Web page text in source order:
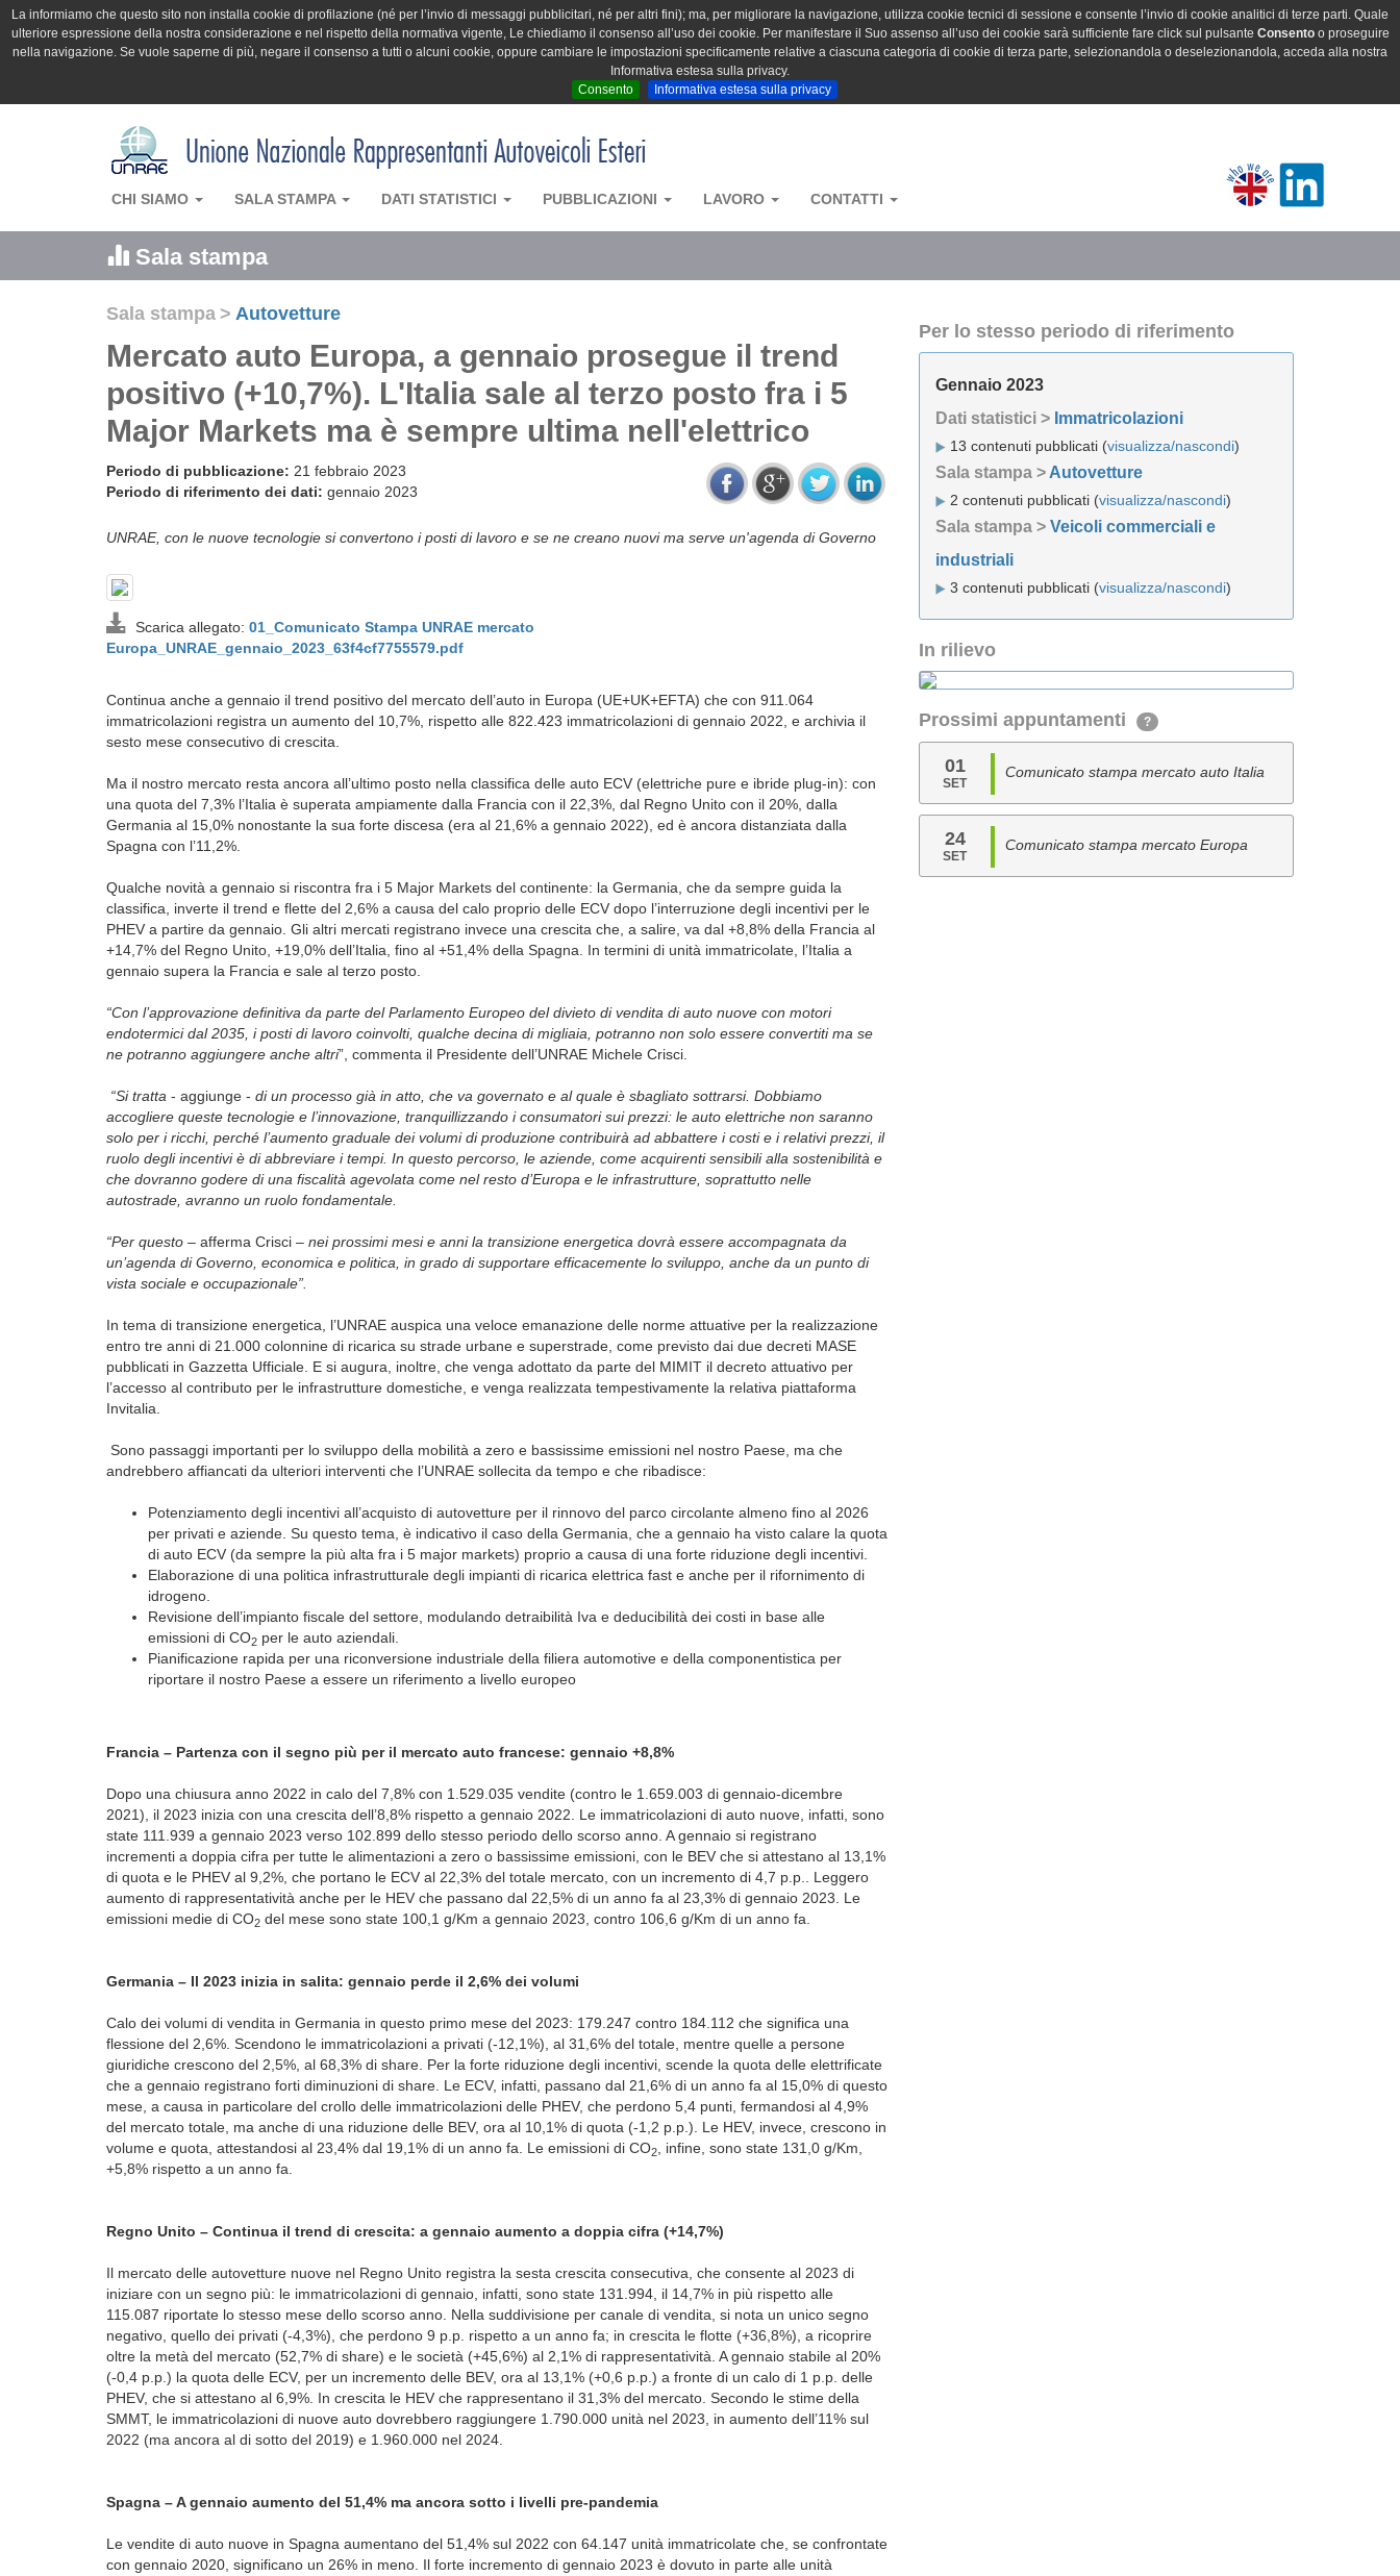
La informiamo che questo sito non installa cookie di profilazione (né per l’invio di messaggi pubblicitari, né per altri fini); ma, per migliorare la navigazione, utilizza cookie tecnici di sessione e consente l’invio di cookie analitici di terze parti. Quale
ulteriore espressione della nostra considerazione e nel rispetto della normativa vigente, Le chiediamo il consenso all’uso dei cookie. Per manifestare il Suo assenso all’uso dei cookie sarà sufficiente fare click sul pulsante Consentoo proseguire
nella navigazione. Se vuole saperne di più, negare il consenso a tutti o alcuni cookie, oppure cambiare le impostazioni specificamente relative a ciascuna categoria di cookie di terza parte, selezionandola o deselezionandola, acceda alla nostra
Informativa estesa sulla privacy.
Consento
Informativa estesa sulla privacy
CHI SIAMO SALA STAMPA DATI STATISTICI PUBBLICAZIONI LAVORO CONTATTI
Sala stampa
Sala stampa > Autovetture
Mercato auto Europa, a gennaio prosegue il trend
positivo (+10,7%). L'Italia sale al terzo posto fra i 5
Major Markets ma è sempre ultima nell'elettrico
Periodo di pubblicazione: 21 febbraio 2023
Periodo di riferimento dei dati: gennaio 2023
UNRAE, con le nuove tecnologie si convertono i posti di lavoro e se ne creano nuovi ma serve un'agenda di Governo
Scarica allegato: 01_Comunicato Stampa UNRAE mercato
Europa_UNRAE_gennaio_2023_63f4cf7755579.pdf
Continua anche a gennaio il trend positivo del mercato dell’auto in Europa (UE+UK+EFTA) che con 911.064
immatricolazioni registra un aumento del 10,7%, rispetto alle 822.423 immatricolazioni di gennaio 2022, e archivia il
sesto mese consecutivo di crescita.
Ma il nostro mercato resta ancora all’ultimo posto nella classifica delle auto ECV (elettriche pure e ibride plug-in): con
una quota del 7,3% l’Italia è superata ampiamente dalla Francia con il 22,3%, dal Regno Unito con il 20%, dalla
Germania al 15,0% nonostante la sua forte discesa (era al 21,6% a gennaio 2022), ed è ancora distanziata dalla
Spagna con l’11,2%.
Qualche novità a gennaio si riscontra fra i 5 Major Markets del continente: la Germania, che da sempre guida la
classifica, inverte il trend e flette del 2,6% a causa del calo proprio delle ECV dopo l’interruzione degli incentivi per le
PHEV a partire da gennaio. Gli altri mercati registrano invece una crescita che, a salire, va dal +8,8% della Francia al
+14,7% del Regno Unito, +19,0% dell’Italia, fino al +51,4% della Spagna. In termini di unità immatricolate, l’Italia a
gennaio supera la Francia e sale al terzo posto.
“Con l’approvazione definitiva da parte del Parlamento Europeo del divieto di vendita di auto nuove con motori
endotermici dal 2035, i posti di lavoro coinvolti, qualche decina di migliaia, potranno non solo essere convertiti ma se
ne potranno aggiungere anche altri”, commenta il Presidente dell’UNRAE Michele Crisci.
“Si tratta - aggiunge - di un processo già in atto, che va governato e al quale è sbagliato sottrarsi. Dobbiamo
accogliere queste tecnologie e l’innovazione, tranquillizzando i consumatori sui prezzi: le auto elettriche non saranno
solo per i ricchi, perché l’aumento graduale dei volumi di produzione contribuirà ad abbattere i costi e i relativi prezzi, il
ruolo degli incentivi è di abbreviare i tempi. In questo percorso, le aziende, come acquirenti sensibili alla sostenibilità e
che dovranno godere di una fiscalità agevolata come nel resto d’Europa e le infrastrutture, soprattutto nelle
autostrade, avranno un ruolo fondamentale.
“Per questo – afferma Crisci – nei prossimi mesi e anni la transizione energetica dovrà essere accompagnata da
un’agenda di Governo, economica e politica, in grado di supportare efficacemente lo sviluppo, anche da un punto di
vista sociale e occupazionale”.
In tema di transizione energetica, l’UNRAE auspica una veloce emanazione delle norme attuative per la realizzazione
entro tre anni di 21.000 colonnine di ricarica su strade urbane e superstrade, come previsto dai due decreti MASE
pubblicati in Gazzetta Ufficiale. E si augura, inoltre, che venga adottato da parte del MIMIT il decreto attuativo per
l’accesso al contributo per le infrastrutture domestiche, e venga realizzata tempestivamente la relativa piattaforma
Invitalia.
Sono passaggi importanti per lo sviluppo della mobilità a zero e bassissime emissioni nel nostro Paese, ma che
andrebbero affiancati da ulteriori interventi che l’UNRAE sollecita da tempo e che ribadisce:
Potenziamento degli incentivi all’acquisto di autovetture per il rinnovo del parco circolante almeno fino al 2026
per privati e aziende. Su questo tema, è indicativo il caso della Germania, che a gennaio ha visto calare la quota
di auto ECV (da sempre la più alta fra i 5 major markets) proprio a causa di una forte riduzione degli incentivi.
Elaborazione di una politica infrastrutturale degli impianti di ricarica elettrica fast e anche per il rifornimento di
idrogeno.
Revisione dell’impianto fiscale del settore, modulando detraibilità Iva e deducibilità dei costi in base alle
emissioni di CO2 per le auto aziendali.
Pianificazione rapida per una riconversione industriale della filiera automotive e della componentistica per
riportare il nostro Paese a essere un riferimento a livello europeo
Francia – Partenza con il segno più per il mercato auto francese: gennaio +8,8%
Dopo una chiusura anno 2022 in calo del 7,8% con 1.529.035 vendite (contro le 1.659.003 di gennaio-dicembre
2021), il 2023 inizia con una crescita dell’8,8% rispetto a gennaio 2022. Le immatricolazioni di auto nuove, infatti, sono
state 111.939 a gennaio 2023 verso 102.899 dello stesso periodo dello scorso anno. A gennaio si registrano
incrementi a doppia cifra per tutte le alimentazioni a zero o bassissime emissioni, con le BEV che si attestano al 13,1%
di quota e le PHEV al 9,2%, che portano le ECV al 22,3% del totale mercato, con un incremento di 4,7 p.p.. Leggero
aumento di rappresentatività anche per le HEV che passano dal 22,5% di un anno fa al 23,3% di gennaio 2023. Le
emissioni medie di CO2 del mese sono state 100,1 g/Km a gennaio 2023, contro 106,6 g/Km di un anno fa.
Germania – Il 2023 inizia in salita: gennaio perde il 2,6% dei volumi
Calo dei volumi di vendita in Germania in questo primo mese del 2023: 179.247 contro 184.112 che significa una
flessione del 2,6%. Scendono le immatricolazioni a privati (-12,1%), al 31,6% del totale, mentre quelle a persone
giuridiche crescono del 2,5%, al 68,3% di share. Per la forte riduzione degli incentivi, scende la quota delle elettrificate
che a gennaio registrano forti diminuzioni di share. Le ECV, infatti, passano dal 21,6% di un anno fa al 15,0% di questo
mese, a causa in particolare del crollo delle immatricolazioni delle PHEV, che perdono 5,4 punti, fermandosi al 4,9%
del mercato totale, ma anche di una riduzione delle BEV, ora al 10,1% di quota (-1,2 p.p.). Le HEV, invece, crescono in
volume e quota, attestandosi al 23,4% dal 19,1% di un anno fa. Le emissioni di CO2
, infine, sono state 131,0 g/Km,
+5,8% rispetto a un anno fa.
Regno Unito – Continua il trend di crescita: a gennaio aumento a doppia cifra (+14,7%)
Il mercato delle autovetture nuove nel Regno Unito registra la sesta crescita consecutiva, che consente al 2023 di
iniziare con un segno più: le immatricolazioni di gennaio, infatti, sono state 131.994, il 14,7% in più rispetto alle
115.087 riportate lo stesso mese dello scorso anno. Nella suddivisione per canale di vendita, si nota un unico segno
negativo, quello dei privati (-4,3%), che perdono 9 p.p. rispetto a un anno fa; in crescita le flotte (+36,8%), a ricoprire
oltre la metà del mercato (52,7% di share) e le società (+45,6%) al 2,1% di rappresentatività. A gennaio stabile al 20%
(-0,4 p.p.) la quota delle ECV, per un incremento delle BEV, ora al 13,1% (+0,6 p.p.) a fronte di un calo di 1 p.p. delle
PHEV, che si attestano al 6,9%. In crescita le HEV che rappresentano il 31,3% del mercato. Secondo le stime della
SMMT, le immatricolazioni di nuove auto dovrebbero raggiungere 1.790.000 unità nel 2023, in aumento dell’11% sul
2022 (ma ancora al di sotto del 2019) e 1.960.000 nel 2024.
Spagna – A gennaio aumento del 51,4% ma ancora sotto i livelli pre-pandemia
Le vendite di auto nuove in Spagna aumentano del 51,4% sul 2022 con 64.147 unità immatricolate che, se confrontate
con gennaio 2020, significano un 26% in meno. Il forte incremento di gennaio 2023 è dovuto in parte alle unità
Per lo stesso periodo di riferimento
Gennaio 2023
Dati statistici > Immatricolazioni
13 contenuti pubblicati (visualizza/nascondi)
Sala stampa > Autovetture
2 contenuti pubblicati (visualizza/nascondi)
Sala stampa > Veicoli commerciali e
industriali
3 contenuti pubblicati (visualizza/nascondi)
In rilievo
Prossimi appuntamenti ?
01
SET
Comunicato stampa mercato auto Italia
24
SET
Comunicato stampa mercato Europa